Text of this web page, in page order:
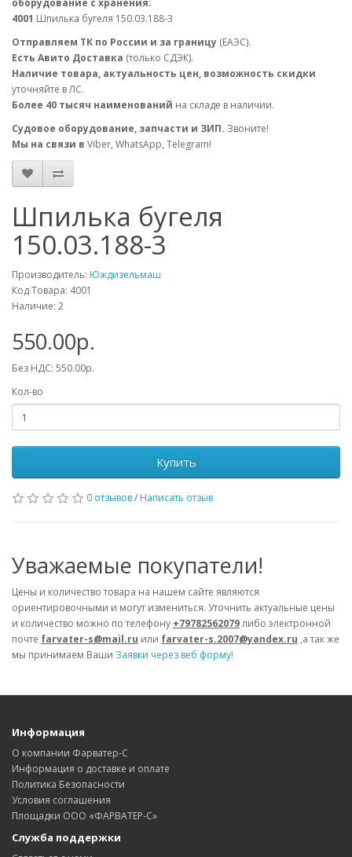
оборудование с хранения:
4001 Шпилька бугеля 150.03.188-3
Отправляем ТК по России и за границу (ЕАЭС).
Есть Авито Доставка (только СДЭК).
Наличие товара, актуальность цен, возможность скидки
уточняйте в ЛС.
Более 40 тысяч наименований на складе в наличии.
Судовое оборудование, запчасти и ЗИП. Звоните!
Мы на связи в Viber, WhatsApp, Telegram!
Шпилька бугеля
150.03.188-3
Производитель: Юждизельмаш
Код Товара: 4001
Наличие: 2
550.00р.
Без НДС: 550.00р.
Кол-во
Купить
0 отзывов/ Написать отзыв
Уважаемые покупатели!
Цены и количество товара на нашем сайте являются
ориентировочными и могут измениться. Уточнить актуальные цены
и количество можно по телефону +79782562079либо электронной
почте farvater-s@mail.ru или farvater-s.2007@yandex.ru ,а так же
мы принимаем Ваши Заявки через веб форму!
Информация
О компании Фарватер-С
Информация о доставке и оплате
Политика Безопасности
Условия соглашения
Площадки ООО «ФАРВАТЕР-С»
Служба поддержки